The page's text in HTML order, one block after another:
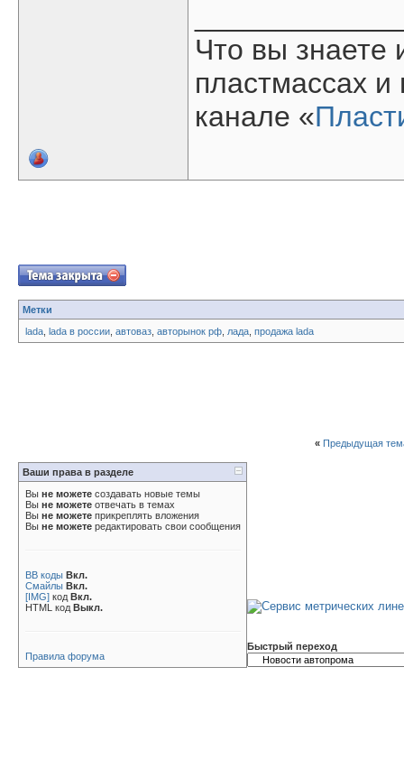
Что вы знаете
пластмассах
канале «
Метки
lada lada в россии автоваз авторынок рф лада продажа lada
« Предыдущая
Ваши права в разделе
Вы не можете создавать новые темы
Вы не можете отвечать в темах
Вы не можете прикреплять вложения
Вы не можете редактировать свои сообщения
BB коды Вкл.
Смайлы Вкл.
[IMG] код Вкл.
HTML код Выкл.
Правила форума
Быстрый переход